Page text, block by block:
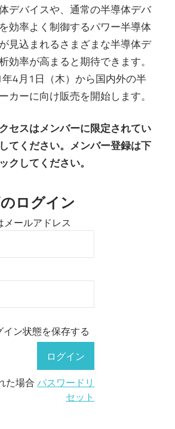
デバイスや、通常の半導体デバ
効率よく制御するパワー半導体
見込まれるさまざまな半導体デ
効率が高まると期待できます。
4月1日（木）から国内外の半
カーに向け販売を開始します。
セスはメンバーに限定されてい
てください。メンバー登録は下
クしてください。
ログイン
メールアドレス
イン状態を保存する
た場合パスワードリ
セット